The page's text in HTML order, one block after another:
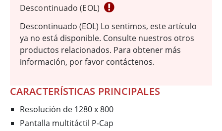
Descontinuado (EOL)
Descontinuado (EOL) Lo sentimos, este artículo
ya no está disponible. Consulte nuestros otros
productos relacionados. Para obtener más
información, por favor contáctenos.
CARACTERÍSTICAS PRINCIPALES
Resolución de 1280 x 800
Pantalla multitáctil P-Cap